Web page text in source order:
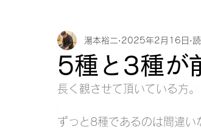
サビアンシンボル 音楽 タロッ
5種と3種が
湯本裕二 2025年2月16日
長く観させて頂いている方。
ずっと8種であるのは間違